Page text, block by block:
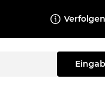
Verfolgen